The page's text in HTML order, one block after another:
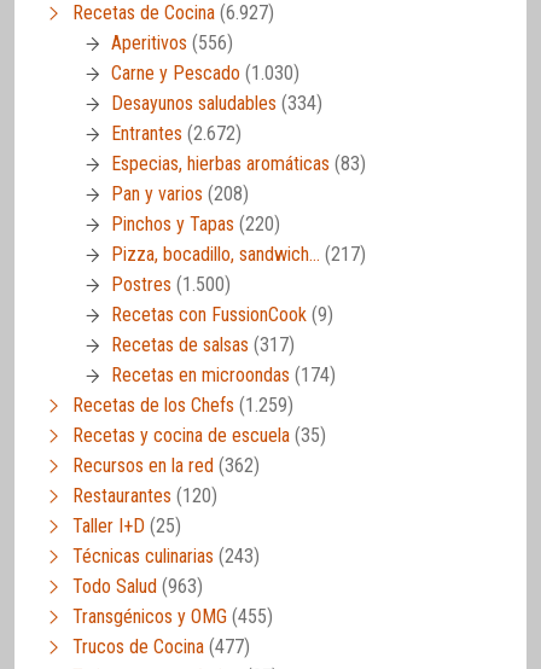
Recetas de Cocina (6.927)
Aperitivos (556)
Carne y Pescado (1.030)
Desayunos saludables (334)
Entrantes (2.672)
Especias, hierbas aromáticas (83)
Pan y varios (208)
Pinchos y Tapas (220)
Pizza, bocadillo, sandwich… (217)
Postres (1.500)
Recetas con FussionCook (9)
Recetas de salsas (317)
Recetas en microondas (174)
Recetas de los Chefs (1.259)
Recetas y cocina de escuela (35)
Recursos en la red (362)
Restaurantes (120)
Taller I+D (25)
Técnicas culinarias (243)
Todo Salud (963)
Transgénicos y OMG (455)
Trucos de Cocina (477)